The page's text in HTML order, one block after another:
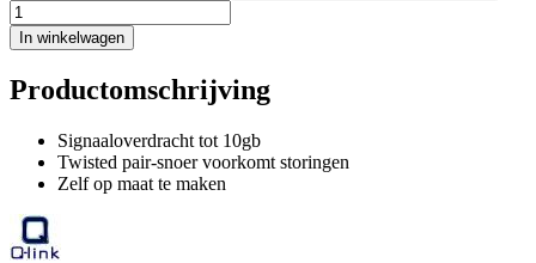
In winkelwagen
Productomschrijving
Signaaloverdracht tot 10gb
Twisted pair-snoer voorkomt storingen
Zelf op maat te maken